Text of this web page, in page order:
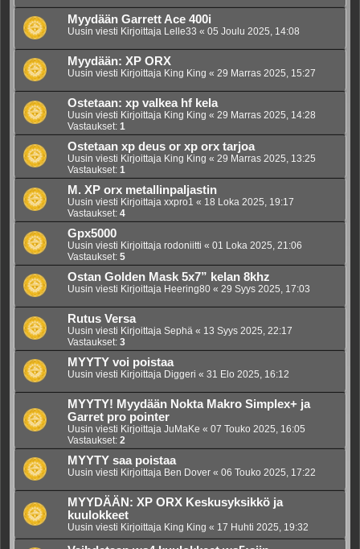
Myydään Garrett Ace 400i
Uusin viesti Kirjoittaja Lelle33 « 05 Joulu 2025, 14:08
Myydään: XP ORX
Uusin viesti Kirjoittaja King King « 29 Marras 2025, 15:27
Ostetaan: xp valkea hf kela
Uusin viesti Kirjoittaja King King « 29 Marras 2025, 14:28
Vastaukset: 1
Ostetaan xp deus or xp orx tarjoa
Uusin viesti Kirjoittaja King King « 29 Marras 2025, 13:25
Vastaukset: 1
M. XP orx metallinpaljastin
Uusin viesti Kirjoittaja xxpro1 « 18 Loka 2025, 19:17
Vastaukset: 4
Gpx5000
Uusin viesti Kirjoittaja rodoniitti « 01 Loka 2025, 21:06
Vastaukset: 5
Ostan Golden Mask 5x7” kelan 8khz
Uusin viesti Kirjoittaja Heering80 « 29 Syys 2025, 17:03
Rutus Versa
Uusin viesti Kirjoittaja Sephä « 13 Syys 2025, 22:17
Vastaukset: 3
MYYTY voi poistaa
Uusin viesti Kirjoittaja Diggeri « 31 Elo 2025, 16:12
MYYTY! Myydään Nokta Makro Simplex+ ja
Garret pro pointer
Uusin viesti Kirjoittaja JuMaKe « 07 Touko 2025, 16:05
Vastaukset: 2
MYYTY saa poistaa
Uusin viesti Kirjoittaja Ben Dover « 06 Touko 2025, 17:22
MYYDÄÄN: XP ORX Keskusyksikkö ja
kuulokkeet
Uusin viesti Kirjoittaja King King « 17 Huhti 2025, 19:32